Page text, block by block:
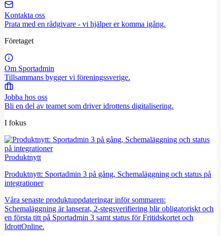
Kontakta oss
Prata med en rådgivare - vi hjälper er komma igång.
Företaget
Om Sportadmin
Tillsammans bygger vi föreningssverige.
Jobba hos oss
Bli en del av teamet som driver idrottens digitalisering.
I fokus
Produktnytt
Produktnytt: Sportadmin 3 på gång, Schemaläggning och status på
integrationer
Våra senaste produktuppdateringar inför sommaren:
Schemaläggning är lanserat, 2-stegsverifiering blir obligatoriskt och
en första titt på Sportadmin 3 samt status för Fritidskortet och
IdrottOnline.